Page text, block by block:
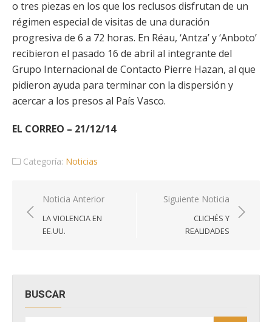
o tres piezas en los que los reclusos disfrutan de un
régimen especial de visitas de una duración
progresiva de 6 a 72 horas. En Réau, ‘Antza’ y ‘Anboto’
recibieron el pasado 16 de abril al integrante del
Grupo Internacional de Contacto Pierre Hazan, al que
pidieron ayuda para terminar con la dispersión y
acercar a los presos al País Vasco.
EL CORREO – 21/12/14
Categoría: Noticias
Navegación
de
entradas
Noticia Anterior
LA VIOLENCIA EN
EE.UU.
Siguiente Noticia
CLICHÉS Y
REALIDADES
BUSCAR